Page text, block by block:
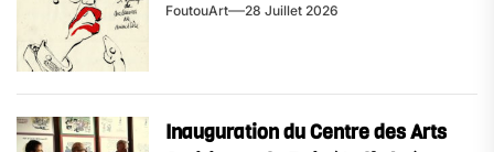
FoutouArt 28 Juillet 2026
Inauguration du Centre des Arts